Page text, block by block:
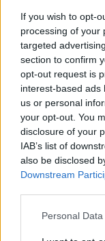
If you wish to opt-
processing of your
targeted
section to confirm
opt-out request is
interest-based ads
us or personal
your opt-out. You
disclosure of your
IAB’s list of
also be disclosed
Downstream
Personal
2026.
Több